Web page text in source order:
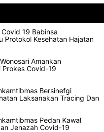
19 Babinsa
Protokol Kesehatan Hajatan
Amankan
Prokes Covid-19
Bersinefgi
Laksanakan Tracing Dan
Pedan Kawal
Jenazah Covid-19